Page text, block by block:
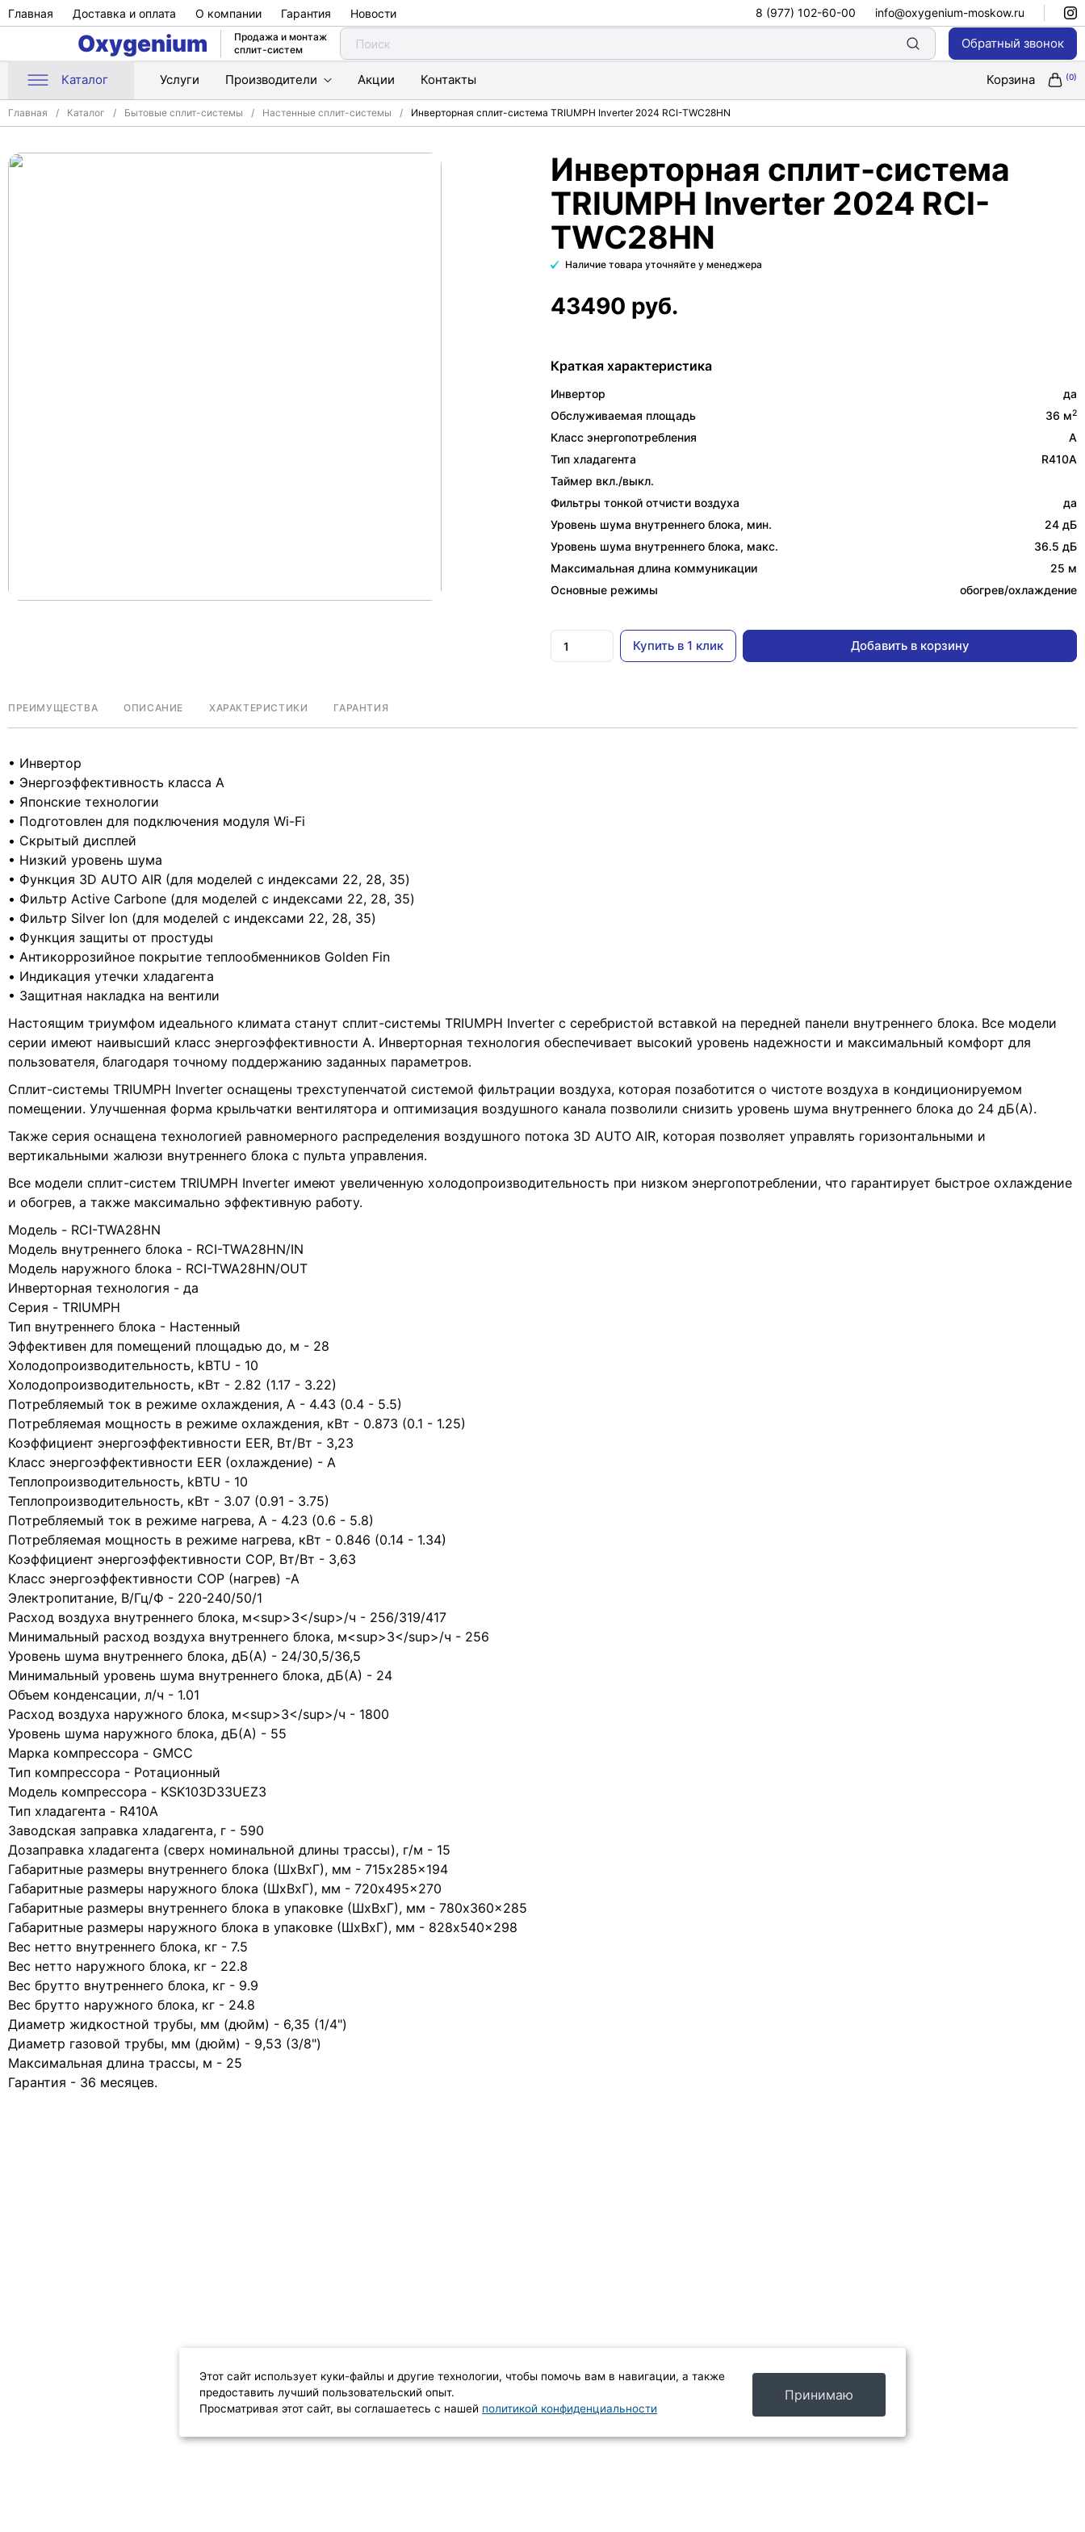
Главная Доставка и оплата О компании Гарантия Новости 8 (977) 102-60-00 info@oxygenium-moskow.ru
Oxygenium
Продажа и монтаж
сплит-систем
Обратный звонок
Каталог Услуги Производители Акции Контакты Корзина
Главная Каталог Бытовые сплит-системы Настенные сплит-системы Инверторная сплит-система TRIUMPH Inverter 2024 RCI-TWС28HN
Инверторная сплит-система
TRIUMPH Inverter 2024 RCI-
TWС28HN
Наличие товара уточняйте у менеджера
43490 руб.
Краткая характеристика
Инвертор
да
Обслуживаемая площадь
36 м2
Класс энергопотребления
A
Тип хладагента
R410A
Таймер вкл./выкл.
Фильтры тонкой отчисти воздуха
да
Уровень шума внутреннего блока, мин.
24 дБ
Уровень шума внутреннего блока, макс.
36.5 дБ
Максимальная длина коммуникации
25 м
Основные режимы
обогрев/охлаждение
Купить в 1 клик Добавить в корзину
ПРЕИМУЩЕСТВА ОПИСАНИЕ ХАРАКТЕРИСТИКИ ГАРАНТИЯ
• Инвертор
• Энергоэффективность класса А
• Японские технологии
• Подготовлен для подключения модуля Wi-Fi
• Скрытый дисплей
• Низкий уровень шума
• Функция 3D AUTO AIR (для моделей с индексами 22, 28, 35)
• Фильтр Active Carbone (для моделей с индексами 22, 28, 35)
• Фильтр Silver Ion (для моделей с индексами 22, 28, 35)
• Функция защиты от простуды
• Антикоррозийное покрытие теплообменников Golden Fin
• Индикация утечки хладагента
• Защитная накладка на вентили
Настоящим триумфом идеального климата станут сплит-системы TRIUMPH Inverter с серебристой вставкой на передней панели внутреннего блока. Все модели
серии имеют наивысший класс энергоэффективности А. Инверторная технология обеспечивает высокий уровень надежности и максимальный комфорт для
пользователя, благодаря точному поддержанию заданных параметров.
Сплит-системы TRIUMPH Inverter оснащены трехступенчатой системой фильтрации воздуха, которая позаботится о чистоте воздуха в кондиционируемом
помещении. Улучшенная форма крыльчатки вентилятора и оптимизация воздушного канала позволили снизить уровень шума внутреннего блока до 24 дБ(А).
Также серия оснащена технологией равномерного распределения воздушного потока 3D AUTO AIR, которая позволяет управлять горизонтальными и
вертикальными жалюзи внутреннего блока с пульта управления.
Все модели сплит-систем TRIUMPH Inverter имеют увеличенную холодопроизводительность при низком энергопотреблении, что гарантирует быстрое охлаждение
и обогрев, а также максимально эффективную работу.
Модель - RCI-TWA28HN
Модель внутреннего блока - RCI-TWA28HN/IN
Модель наружного блока - RCI-TWA28HN/OUT
Инверторная технология - да
Серия - TRIUMPH
Тип внутреннего блока - Настенный
Эффективен для помещений площадью до, м - 28
Холодопроизводительность, kBTU - 10
Холодопроизводительность, кВт - 2.82 (1.17 - 3.22)
Потребляемый ток в режиме охлаждения, A - 4.43 (0.4 - 5.5)
Потребляемая мощность в режиме охлаждения, кВт - 0.873 (0.1 - 1.25)
Коэффициент энергоэффективности EER, Вт/Вт - 3,23
Класс энергоэффективности EER (охлаждение) - A
Теплопроизводительность, kBTU - 10
Теплопроизводительность, кВт - 3.07 (0.91 - 3.75)
Потребляемый ток в режиме нагрева, A - 4.23 (0.6 - 5.8)
Потребляемая мощность в режиме нагрева, кВт - 0.846 (0.14 - 1.34)
Коэффициент энергоэффективности COP, Вт/Вт - 3,63
Класс энергоэффективности COP (нагрев) -A
Электропитание, В/Гц/Ф - 220-240/50/1
Расход воздуха внутреннего блока, м<sup>3</sup>/ч - 256/319/417
Минимальный расход воздуха внутреннего блока, м<sup>3</sup>/ч - 256
Уровень шума внутреннего блока, дБ(А) - 24/30,5/36,5
Минимальный уровень шума внутреннего блока, дБ(А) - 24
Объем конденсации, л/ч - 1.01
Расход воздуха наружного блока, м<sup>3</sup>/ч - 1800
Уровень шума наружного блока, дБ(А) - 55
Марка компрессора - GMCC
Тип компрессора - Ротационный
Модель компрессора - KSK103D33UEZ3
Тип хладагента - R410A
Заводская заправка хладагента, г - 590
Дозаправка хладагента (сверх номинальной длины трассы), г/м - 15
Габаритные размеры внутреннего блока (ШхВхГ), мм - 715x285x194
Габаритные размеры наружного блока (ШхВхГ), мм - 720x495x270
Габаритные размеры внутреннего блока в упаковке (ШхВхГ), мм - 780x360x285
Габаритные размеры наружного блока в упаковке (ШхВхГ), мм - 828x540x298
Вес нетто внутреннего блока, кг - 7.5
Вес нетто наружного блока, кг - 22.8
Вес брутто внутреннего блока, кг - 9.9
Вес брутто наружного блока, кг - 24.8
Диаметр жидкостной трубы, мм (дюйм) - 6,35 (1/4")
Диаметр газовой трубы, мм (дюйм) - 9,53 (3/8")
Максимальная длина трассы, м - 25
Гарантия - 36 месяцев.
Этот сайт использует куки-файлы и другие технологии, чтобы помочь вам в навигации, а также
предоставить лучший пользовательский опыт.
Просматривая этот сайт, вы соглашаетесь с нашей политикой конфиденциальности
Принимаю